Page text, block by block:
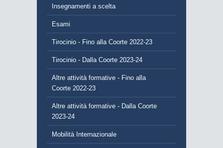
Insegnamenti a scelta
Esami
Tirocinio - Fino alla Coorte 2022-23
Tirocinio - Dalla Coorte 2023-24
Altre attività formative - Fino alla
Coorte 2022-23
Altre attività formative - Dalla Coorte
2023-24
Mobilità Internazionale